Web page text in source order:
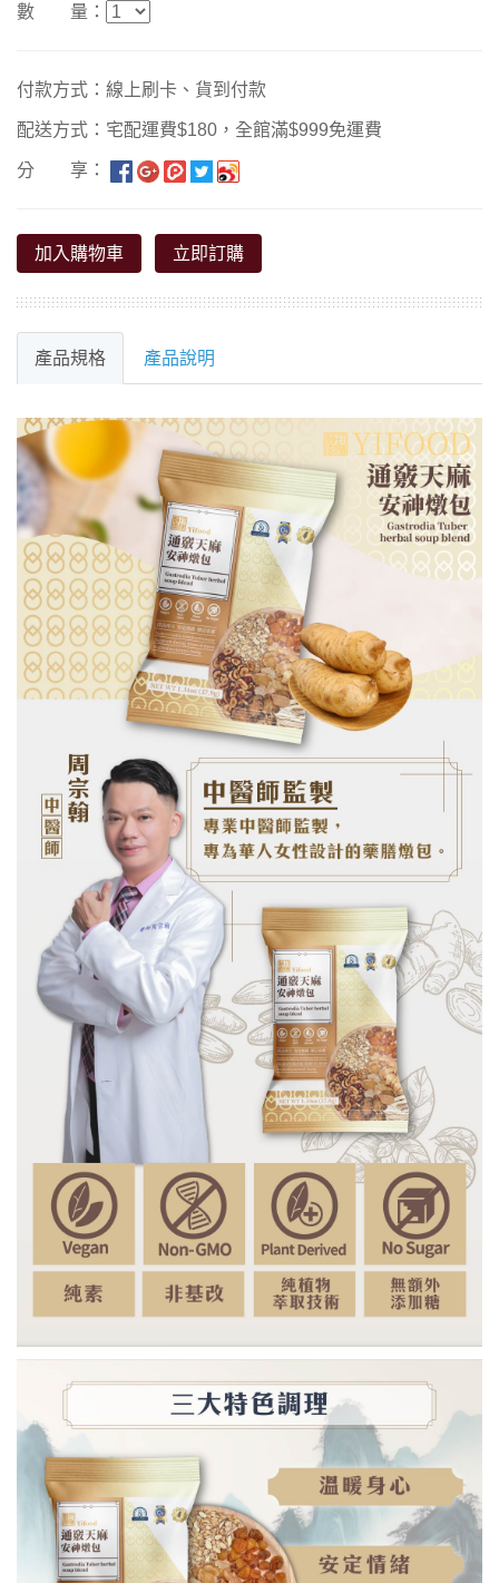
數 量：
付款方式：線上刷卡、貨到付款
配送方式：宅配運費$180，全館滿$999免運費
分 享：
加入購物車 立即訂購
產品規格 產品說明